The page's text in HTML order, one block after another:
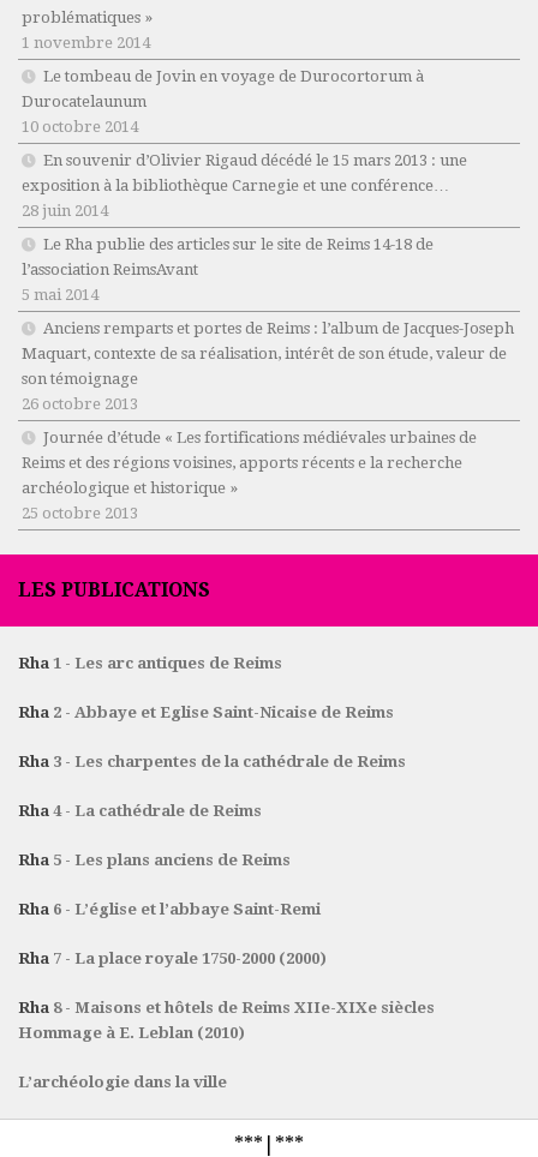
problématiques »
1 novembre 2014
Le tombeau de Jovin en voyage de Durocortorum à
Durocatelaunum
10 octobre 2014
En souvenir d’Olivier Rigaud décédé le 15 mars 2013 : une
exposition à la bibliothèque Carnegie et une conférence…
28 juin 2014
Le Rha publie des articles sur le site de Reims 14-18 de
l’association ReimsAvant
5 mai 2014
Anciens remparts et portes de Reims : l’album de Jacques-Joseph
Maquart, contexte de sa réalisation, intérêt de son étude, valeur de
son témoignage
26 octobre 2013
Journée d’étude « Les fortifications médiévales urbaines de
Reims et des régions voisines, apports récents e la recherche
archéologique et historique »
25 octobre 2013
LES PUBLICATIONS
Rha 1 - Les arc antiques de Reims
Rha 2 - Abbaye et Eglise Saint-Nicaise de Reims
Rha 3 - Les charpentes de la cathédrale de Reims
Rha 4 - La cathédrale de Reims
Rha 5 - Les plans anciens de Reims
Rha 6 - L’église et l’abbaye Saint-Remi
Rha 7 - La place royale 1750-2000 (2000)
Rha 8 - Maisons et hôtels de Reims XIIe-XIXe siècles
Hommage à E. Leblan (2010)
L’archéologie dans la ville
***|***